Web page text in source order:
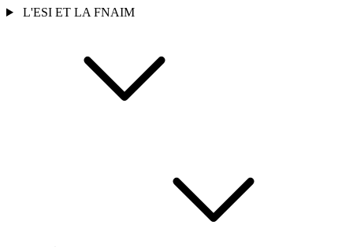
L'ESI ET LA FNAIM